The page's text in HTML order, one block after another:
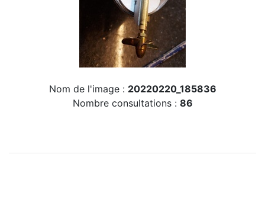
Nom de l'image : 20220220_185836
Nombre consultations : 86